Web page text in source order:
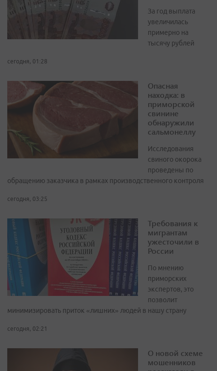
За год выплата
увеличилась
примерно на
тысячу рублей
сегодня, 01:28
Опасная
находка: в
приморской
свинине
обнаружили
сальмонеллу
Исследования
свиного окорока
проведены по
обращению заказчика в рамках производственного контроля
сегодня, 03:25
Требования к
мигрантам
ужесточили в
России
По мнению
приморских
экспертов, это
позволит
минимизировать приток «лишних» людей в нашу страну
сегодня, 02:21
О новой схеме
мошенников